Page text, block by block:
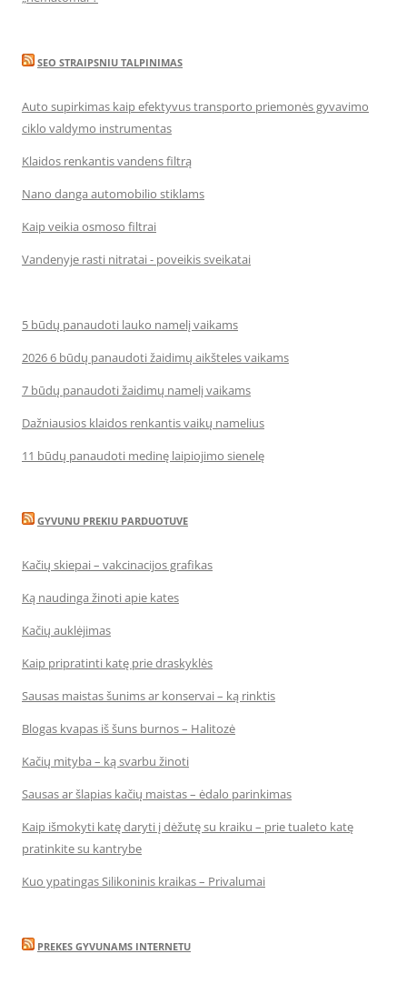
SEO STRAIPSNIU TALPINIMAS
Auto supirkimas kaip efektyvus transporto priemonės gyvavimo
ciklo valdymo instrumentas
Klaidos renkantis vandens filtrą
Nano danga automobilio stiklams
Kaip veikia osmoso filtrai
Vandenyje rasti nitratai - poveikis sveikatai
5 būdų panaudoti lauko namelį vaikams
2026 6 būdų panaudoti žaidimų aikšteles vaikams
7 būdų panaudoti žaidimų namelį vaikams
Dažniausios klaidos renkantis vaikų namelius
11 būdų panaudoti medinę laipiojimo sienelę
GYVUNU PREKIU PARDUOTUVE
Kačių skiepai – vakcinacijos grafikas
Ką naudinga žinoti apie kates
Kačių auklėjimas
Kaip pripratinti katę prie draskyklės
Sausas maistas šunims ar konservai – ką rinktis
Blogas kvapas iš šuns burnos – Halitozė
Kačių mityba – ką svarbu žinoti
Sausas ar šlapias kačių maistas – ėdalo parinkimas
Kaip išmokyti katę daryti į dėžutę su kraiku – prie tualeto katę
pratinkite su kantrybe
Kuo ypatingas Silikoninis kraikas – Privalumai
PREKES GYVUNAMS INTERNETU